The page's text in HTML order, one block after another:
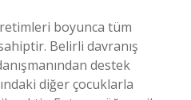
boyunca tüm
Belirli davranış
destek
diğer çocuklarla